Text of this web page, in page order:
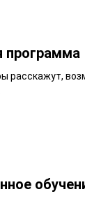
программа
расскажут,